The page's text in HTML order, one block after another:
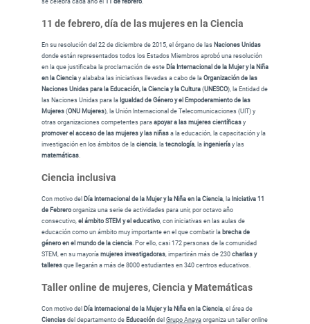
11 de febrero, día de las mujeres en la Ciencia
En su resolución del 22 de diciembre de 2015, el órgano de lasNaciones Unidas
donde están representados todos los Estados Miembros aprobó una resolución
en la que justificaba la proclamación de esteDía Internacional de la Mujer y la Niña
en la Cienciay alababa las iniciativas llevadas a cabo de laOrganización de las
Naciones Unidas para la Educación, la Ciencia y la Cultura(UNESCO), la Entidad de
las Naciones Unidas para laIgualdad de Género y el Empoderamiento de las
Mujeres(ONU Mujeres), la Unión Internacional de Telecomunicaciones (UIT) y
otras organizaciones competentes paraapoyar a las mujeres científicasy
promover el acceso de las mujeres y las niñasa la educación, la capacitación y la
investigación en los ámbitos de laciencia , latecnología , laingenieríay las
matemáticas
Ciencia inclusiva
Con motivo delDía Internacional de la Mujer y la Niña en la Ciencia, laIniciativa 11
de Febreroorganiza una serie de actividades para unir, por octavo año
consecutivo,el ámbito STEM y el educativo, con iniciativas en las aulas de
educación como un ámbito muy importante en el que combatir labrecha de
género en el mundo de la ciencia. Por ello, casi 172 personas de la comunidad
STEM, en su mayoríamujeres investigadoras, impartirán más de 230charlas y
talleresque llegarán a más de 8000 estudiantes en 340 centros educativos.
Taller online de mujeres, Ciencia y Matemáticas
Con motivo del Día Internacional de la Mujer y la Niña en la Ciencia, el área de
Cienciasdel departamento de Educacióndel Grupo Anayaorganiza un taller online